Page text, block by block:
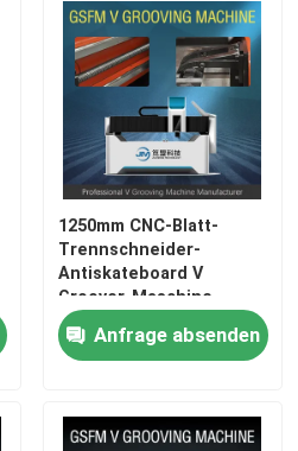
1250mm CNC-Blatt-
Trennschneider-
Antiskateboard V
Groover-Maschine
Anfrage absenden